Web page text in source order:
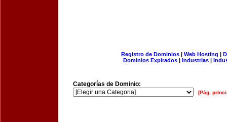
Registro de Dominios| Web Hosting |
Dominios Expirados | Industrias |
Categorías de Dominio:
[Pág.